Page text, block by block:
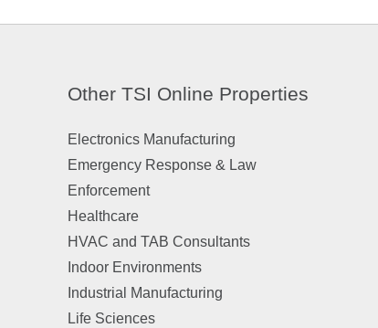
Other TSI Online Properties
Electronics Manufacturing
Emergency Response & Law
Enforcement
Healthcare
HVAC and TAB Consultants
Indoor Environments
Industrial Manufacturing
Life Sciences